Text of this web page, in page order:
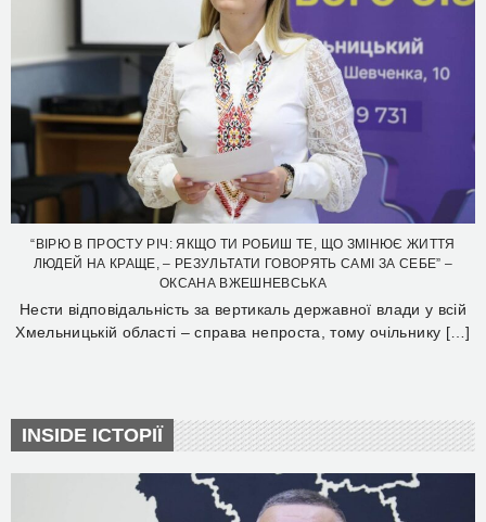
“ВІРЮ В ПРОСТУ РІЧ: ЯКЩО ТИ РОБИШ ТЕ, ЩО ЗМІНЮЄ ЖИТТЯ
ЛЮДЕЙ НА КРАЩЕ, – РЕЗУЛЬТАТИ ГОВОРЯТЬ САМІ ЗА СЕБЕ” –
ОКСАНА ВЖЕШНЕВСЬКА
Нести відповідальність за вертикаль державної влади у всій
Хмельницькій області – справа непроста, тому очільнику […]
INSIDE ІСТОРІЇ